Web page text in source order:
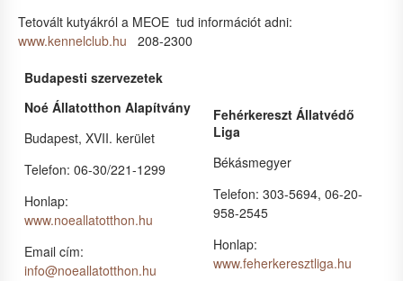
Tetovált kutyákról a MEOE tud információt adni:
www.kennelclub.hu 208-2300
Budapesti szervezetek
Noé Állatotthon Alapítvány
Budapest, XVII. kerület
Telefon: 06-30/221-1299
Honlap:
www.noeallatotthon.hu
Email cím:
info@noeallatotthon.hu
Fehérkereszt Állatvédő
Liga
Békásmegyer
Telefon: 303-5694, 06-20-
958-2545
Honlap:
www.feherkeresztliga.hu